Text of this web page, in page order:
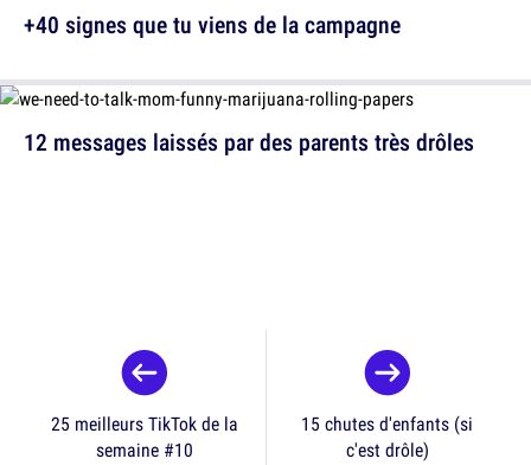
12 messages laissés par des parents très drôles
+40 signes que tu viens de la campagne
25 meilleurs TikTok de la
semaine #10
15 chutes d'enfants (si
c'est drôle)